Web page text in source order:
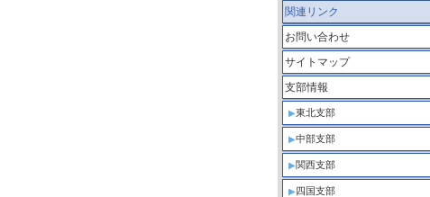
関連リンク
お問い合わせ
サイトマップ
支部情報
東北支部
中部支部
関西支部
四国支部